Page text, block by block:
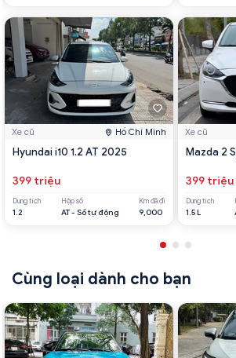
Xe cũ Hồ Chí Minh
Hyundai i10 1.2 AT 2025
399 triệu
Dung tích
1.2
Hộp số
AT - Số tự động
Km đã đi
9,000
Xe cũ
Mazda 2
399 triệu
Dung tích
1.5 L
Cùng loại dành cho bạn